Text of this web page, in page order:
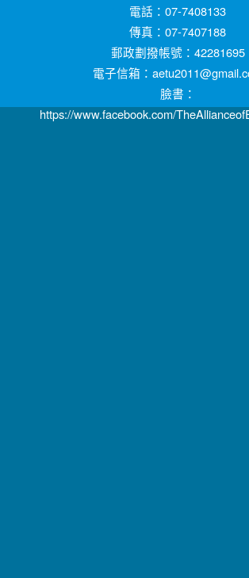
電話：07-7408133
傳真：07-7407188
郵政劃撥帳號：42281695
電子信箱：
臉書：
https://www.facebook.com/